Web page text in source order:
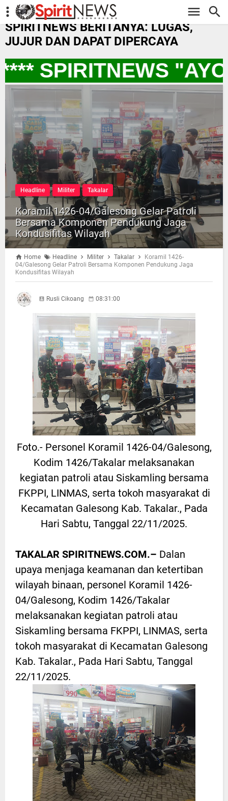
-->
SPIRITNEWS BERITANYA: LUGAS,
JUJUR DAN DAPAT DIPERCAYA
SPIRITNEWS "AYO
Headline Militer Takalar
Koramil 1426-04/Galesong Gelar Patroli
Bersama Komponen Pendukung Jaga
Kondusifitas Wilayah
Home Headline Militer Takalar
Koramil 1426-
04/Galesong Gelar Patroli Bersama Komponen Pendukung Jaga
Kondusifitas Wilayah
Rusli Cikoang 08:31:00
Foto.- Personel Koramil 1426-04/Galesong,
Kodim 1426/Takalar melaksanakan
kegiatan patroli atau Siskamling bersama
FKPPI, LINMAS, serta tokoh masyarakat di
Kecamatan Galesong Kab. Takalar., Pada
Hari Sabtu, Tanggal 22/11/2025.
TAKALAR SPIRITNEWS.COM.– Dalan
upaya menjaga keamanan dan ketertiban
wilayah binaan, personel Koramil 1426-
04/Galesong, Kodim 1426/Takalar
melaksanakan kegiatan patroli atau
Siskamling bersama FKPPI, LINMAS, serta
tokoh masyarakat di Kecamatan Galesong
Kab. Takalar., Pada Hari Sabtu, Tanggal
22/11/2025.